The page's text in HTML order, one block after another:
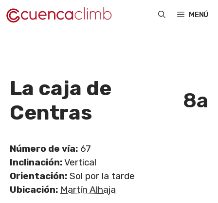
Saltar
al
MENÚ
La caja de
Centras
8a
Número de vía: 67
Inclinación:Vertical
Orientación: Sol por la tarde
Ubicación: Martín Alhaja